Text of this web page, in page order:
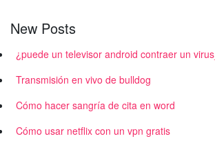
New Posts
¿puede un televisor android contraer un virus_
Transmisión en vivo de bulldog
Cómo hacer sangría de cita en word
Cómo usar netflix con un vpn gratis